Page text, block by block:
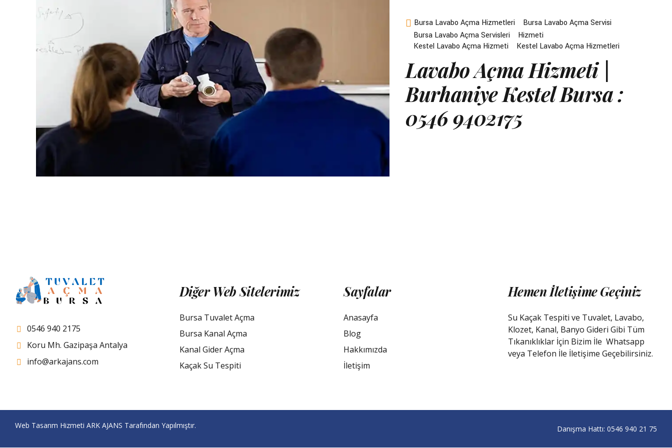
Bursa Lavabo Açma Hizmetleri
Bursa Lavabo Açma Servisi
Bursa Lavabo Açma Servisleri
Hizmeti
Kestel Lavabo Açma Hizmeti
Kestel Lavabo Açma Hizmetleri
Lavabo Açma Hizmeti |
Burhaniye Kestel Bursa :
0546 9402175
0546 940 2175
Koru Mh. Gazipaşa Antalya
info@arkajans.com
Diğer Web Sitelerimiz
Bursa Tuvalet Açma
Bursa Kanal Açma
Kanal Gider Açma
Kaçak Su Tespiti
Sayfalar
Anasayfa
Blog
Hakkımızda
İletişim
Hemen İletişime Geçiniz
Su Kaçak Tespiti ve Tuvalet, Lavabo,
Klozet, Kanal, Banyo Gideri Gibi Tüm
Tıkanıklıklar İçin Bizim İle Whatsapp
veya Telefon İle İletişime Geçebilirsiniz.
Web Tasarım Hizmeti ARK AJANS Tarafından Yapılmıştır. Danışma Hattı: 0546 940 21 75